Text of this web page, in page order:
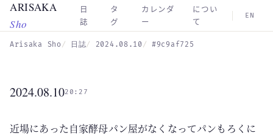
Skip to main content
ARISAKA
Sho
日
誌
タ
グ
カレンダ
ー
につい
て
EN
Arisaka Sho 日誌 2024.08.10 #9c9af725
2024.08.1020:27
近場にあった自家酵母パン屋がなくなってパンもろくに